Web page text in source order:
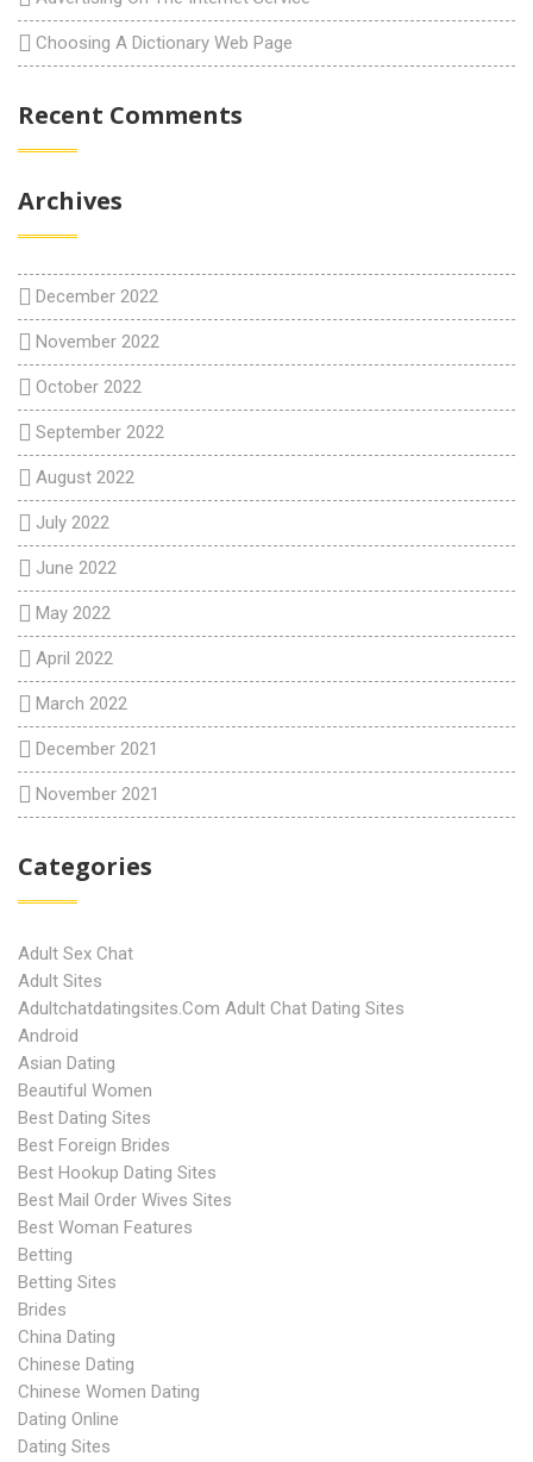
Choosing A Dictionary Web Page
Recent Comments
Archives
December 2022
November 2022
October 2022
September 2022
August 2022
July 2022
June 2022
May 2022
April 2022
March 2022
December 2021
November 2021
Categories
Adult Sex Chat
Adult Sites
Adultchatdatingsites.com Adult Chat Dating Sites
Android
Asian Dating
Beautiful Women
Best Dating Sites
Best Foreign Brides
Best Hookup Dating Sites
Best Mail Order Wives Sites
Best Woman Features
Betting
Betting Sites
Brides
China Dating
Chinese Dating
Chinese Women Dating
Dating Online
Dating Sites